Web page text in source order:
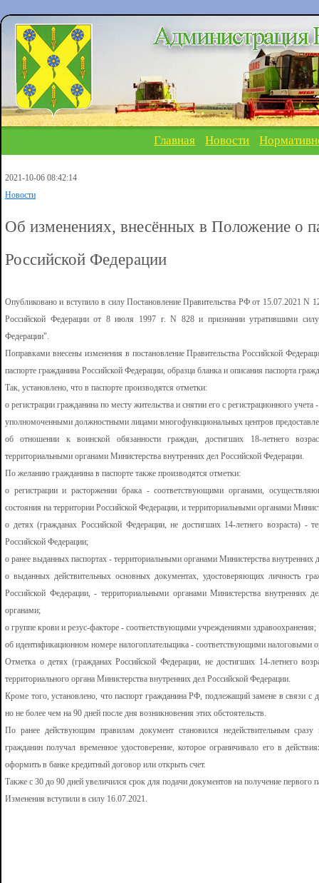
Главная Новости
2021-10-06 08:42:14
Новости
Об изменениях, внесённых в Положение о
Российской Федерации
Опубликовано и вступило в силу Постановление Правительства РФ от 15.07.2021 N
Российской Федерации от 8 июля 1997 г. N 828 и признании утратившими силу
Федерации".
Поправками внесены изменения в постановление Правительства Российской
паспорте гражданина Российской Федерации, образца бланка и описания паспорта
Так, установлено, что в паспорте производятся отметки:
о регистрации гражданина по месту жительства и снятии его с регистрационного
уполномоченными должностными лицами многофункциональных центров
об отношении к воинской обязанности граждан, достигших 18-летнего
территориальными органами Министерства внутренних дел Российской Федерации.
По желанию гражданина в паспорте также производятся отметки:
о регистрации и расторжении брака - соответствующими органами,
состояния на территории Российской Федерации, и территориальными органами
о детях (гражданах Российской Федерации, не достигших 14-летнего возраста) -
Российской Федерации;
о ранее выданных паспортах - территориальными органами Министерства внутренних
о выданных действительных основных документах, удостоверяющих личность
Российской Федерации, - территориальными органами Министерства внутренних
органами;
о группе крови и резус-факторе - соответствующими учреждениями здравоохранения;
об идентификационном номере налогоплательщика - соответствующими налоговыми
Отметка о детях (гражданах Российской Федерации, не достигших 14-летнего
территориального органа Министерства внутренних дел Российской Федерации.
Кроме того, установлено, что паспорт гражданина РФ, подлежащий замене в связи с
но не более чем на 90 дней после дня возникновения этих обстоятельств.
По ранее действующим правилам документ становился недействительным
гражданин получал временное удостоверение, которое ограничивало его в
оформить в банке кредитный договор или открыть счет.
Также с 30 до 90 дней увеличился срок для подачи документов на получение первого
Изменения вступили в силу 16.07.2021.